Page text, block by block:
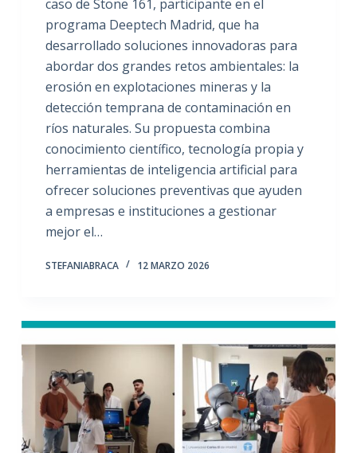
caso de Stone 161, participante en el
programa Deeptech Madrid, que ha
desarrollado soluciones innovadoras para
abordar dos grandes retos ambientales: la
erosión en explotaciones mineras y la
detección temprana de contaminación en
ríos naturales. Su propuesta combina
conocimiento científico, tecnología propia y
herramientas de inteligencia artificial para
ofrecer soluciones preventivas que ayuden
a empresas e instituciones a gestionar
mejor el…
STEFANIABRACA 12 MARZO 2026